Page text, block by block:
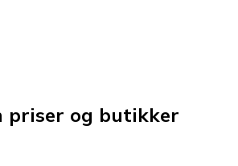
priser og butikker